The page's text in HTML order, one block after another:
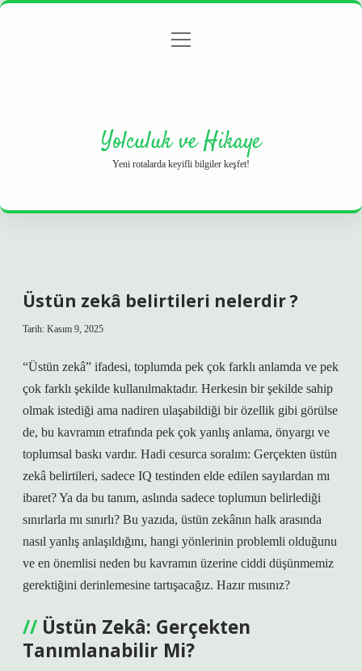
Gizlilik Politikası
menüyü
Yolculuk ve Hikaye
Yeni rotalarda keyifli bilgiler keşfet!
Üstün zekâ belirtileri nelerdir ?
Tarih: Kasım 9, 2025
“Üstün zekâ” ifadesi, toplumda pek çok farklı anlamda ve pek
çok farklı şekilde kullanılmaktadır. Herkesin bir şekilde sahip
olmak istediği ama nadiren ulaşabildiği bir özellik gibi görülse
de, bu kavramın etrafında pek çok yanlış anlama, önyargı ve
toplumsal baskı vardır. Hadi cesurca soralım: Gerçekten üstün
zekâ belirtileri, sadece IQ testinden elde edilen sayılardan mı
ibaret? Ya da bu tanım, aslında sadece toplumun belirlediği
sınırlarla mı sınırlı? Bu yazıda, üstün zekânın halk arasında
nasıl yanlış anlaşıldığını, hangi yönlerinin problemli olduğunu
ve en önemlisi neden bu kavramın üzerine ciddi düşünmemiz
gerektiğini derinlemesine tartışacağız. Hazır mısınız?
Üstün Zekâ: Gerçekten
Tanımlanabilir Mi?